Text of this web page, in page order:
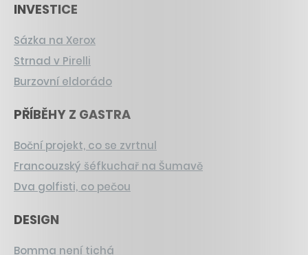
INVESTICE
Sázka na Xerox
Strnad v Pirelli
Burzovní eldorádo
PŘÍBĚHY Z GASTRA
Boční projekt, co se zvrtnul
Francouzský šéfkuchař na Šumavě
Dva golfisti, co pečou
DESIGN
Bomma není tichá